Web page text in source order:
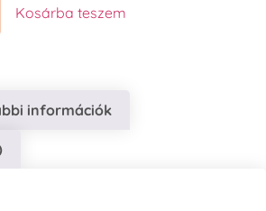
Kosárba teszem
információk